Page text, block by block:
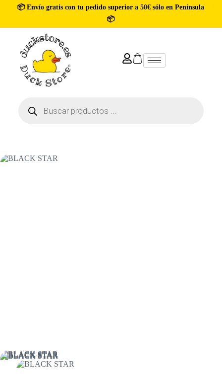
📦 Envío gratis con tu pedido superior a 50€ sólo en Península
📦